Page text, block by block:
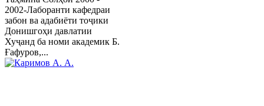
2002-Лаборанти кафедраи
забон ва адабиёти тоҷики
Донишгоҳи давлатии
Хуҷанд ба номи академик Б.
Ғафуров,...